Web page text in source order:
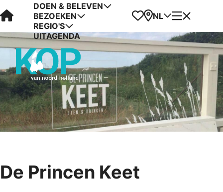
Visit Kop van Holland
DOEN & BELEVEN
BEZOEKEN
REGIO'S
UITAGENDA
Favorieten
Kaart
NL Menu
De Princen Keet